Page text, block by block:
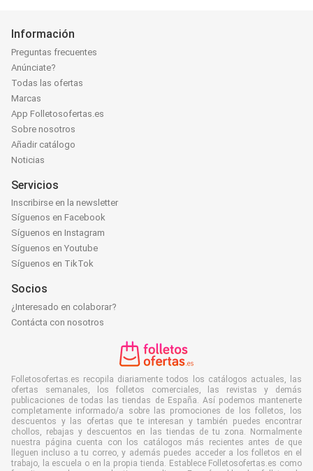
Información
Preguntas frecuentes
Anúnciate?
Todas las ofertas
Marcas
App Folletosofertas.es
Sobre nosotros
Añadir catálogo
Noticias
Servicios
Inscribirse en la newsletter
Síguenos en Facebook
Síguenos en Instagram
Síguenos en Youtube
Síguenos en TikTok
Socios
¿Interesado en colaborar?
Contácta con nosotros
Folletosofertas.es recopila diariamente todos los catálogos actuales, las
ofertas semanales, los folletos comerciales, las revistas y demás
publicaciones de todas las tiendas de España. Así podemos mantenerte
completamente informado/a sobre las promociones de los folletos, los
descuentos y las ofertas que te interesan y también puedes encontrar
chollos, rebajas y descuentos en las tiendas de tu zona. Normalmente
nuestra página cuenta con los catálogos más recientes antes de que
lleguen incluso a tu correo, y además puedes acceder a los folletos en el
trabajo, la escuela o en la propia tienda. Establece Folletosofertas.es como